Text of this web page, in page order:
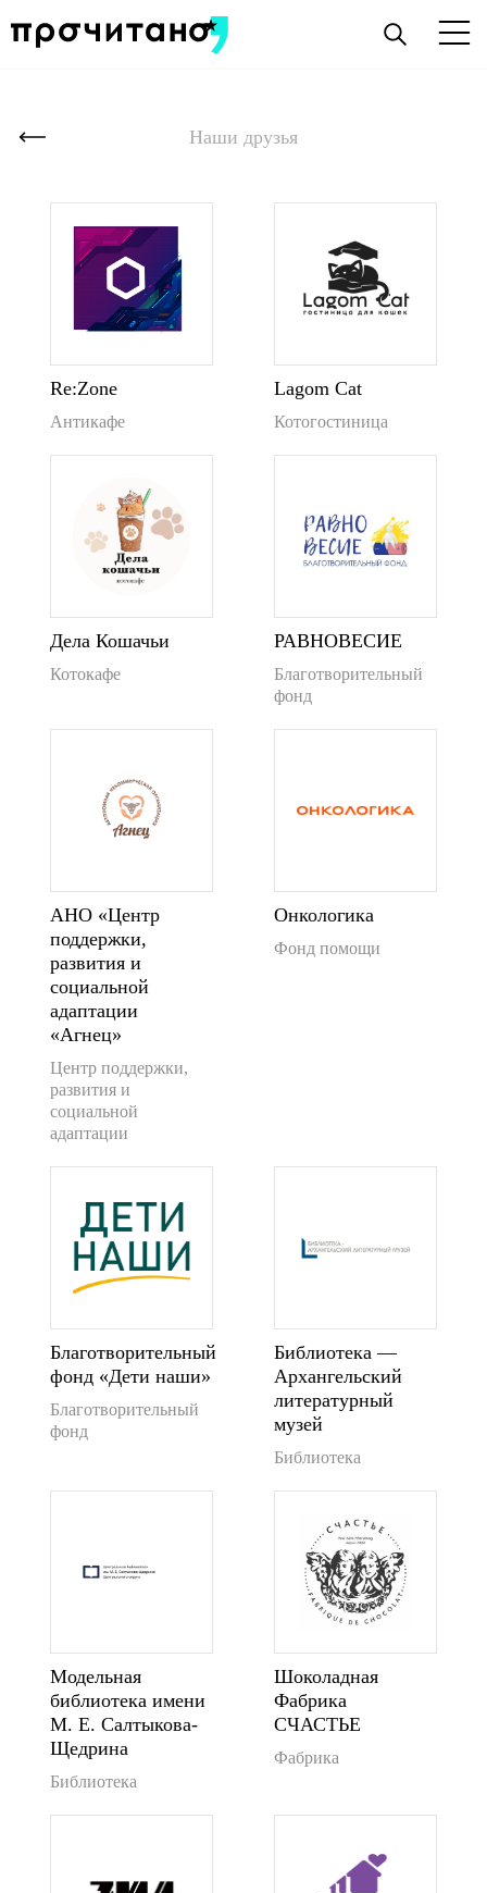
Наши друзья
Re:Zone
Антикафе
Lagom Cat
Котогостиница
Дела Кошачьи
Котокафе
РАВНОВЕСИЕ
Благотворительный
фонд
АНО «Центр
поддержки,
развития и
социальной
адаптации
«Агнец»
Центр поддержки,
развития и
социальной
адаптации
Онкологика
Фонд помощи
Благотворительный
фонд «Дети наши»
Благотворительный
фонд
Библиотека —
Архангельский
литературный
музей
Библиотека
Модельная
библиотека имени
М. Е. Салтыкова-
Щедрина
Библиотека
Шоколадная
Фабрика
СЧАСТЬЕ
Фабрика